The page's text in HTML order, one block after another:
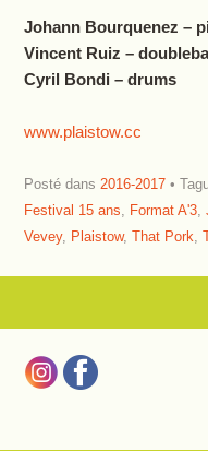
Johann Bourquenez –
Vincent Ruiz –
Cyril Bondi – drums
www.plaistow.cc
Posté dans 2016-2017
Festival 15 ans
Format A'3,
Vevey, Plaistow, That Pork